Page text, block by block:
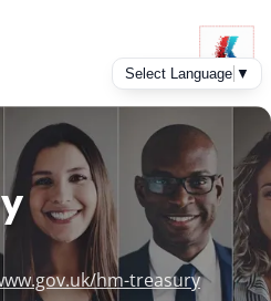
hm-treasury